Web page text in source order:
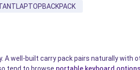
well-built carry pack pairs naturally with